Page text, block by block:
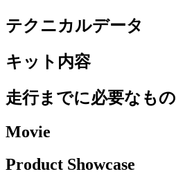
テクニカルデータ
キット内容
走行までに必要なもの
Movie
Product Showcase